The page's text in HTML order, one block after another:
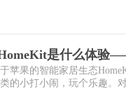
是什么体验
苹果的智能家居生态
的小打小闹，玩个乐趣。